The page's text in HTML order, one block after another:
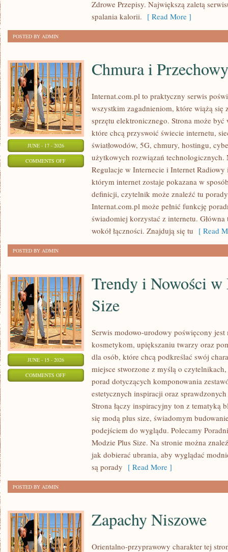
Zdrowe Przepisy. Największą zaletą
spalania kalorii. [ Read More ]
POSTED BY ADMIN
JUNE - 17 - 2026
COMMENTS OFFON
PRZECHOWYWANIE
Chmura i
Internat.com.pl to praktyczny serwis
wszystkim zagadnieniom, które wiążą się
sprzętu elektronicznego. Strona może
które chcą przyswoić świecie internetu,
światłowodów, 5G, chmury, hostingu,
użytkowych rozwiązań technologicznych.
Regulacje w Internecie i Internet
którym internet zostaje pokazana w
definicji, czytelnik może znaleźć tu
Internat.com.pl może pełnić funkcję
świadomiej korzystać z internetu.
wokół łączności. Znajdują się tu [ Read
POSTED BY ADMIN
JUNE - 15 - 2026
COMMENTS OFFON
Trendy i Nowości w
Size
Serwis modowo-urodowy poświęcony
kosmetykom, upiększaniu twarzy oraz
dla osób, które chcą podkreślać swój
miejsce stworzone z myślą o
porad dotyczących komponowania
estetycznych inspiracji oraz
Strona łączy inspiracyjny ton z tematyką
się modą plus size, świadomym
podejściem do wyglądu. Polecamy
Modzie Plus Size. Na stronie można
jak dobierać ubrania, aby wyglądać
są porady [ Read More ]
POSTED BY ADMIN
Zapachy Niszowe
Orientalno-przyprawowy charakter tej